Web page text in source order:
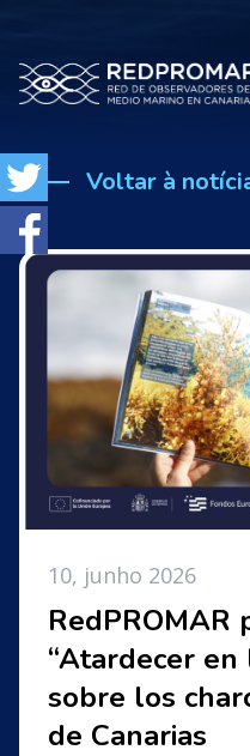
Voltar à
10, junho 2026
“Atardecer en
sobre los
de Canarias